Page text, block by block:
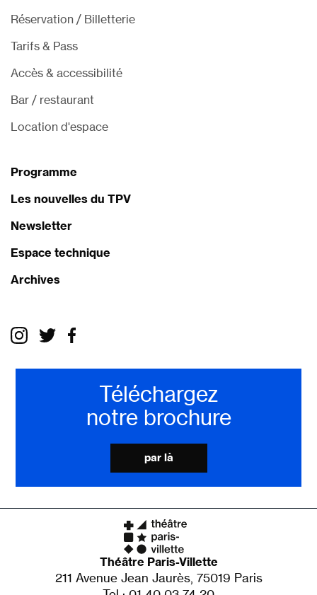
Réservation / Billetterie
Tarifs & Pass
Accès & accessibilité
Bar / restaurant
Location d'espace
Programme
Les nouvelles du TPV
Newsletter
Espace technique
Archives
Téléchargez
notre brochure
par là
Théâtre Paris-Villette
211 Avenue Jean Jaurès, 75019 Paris